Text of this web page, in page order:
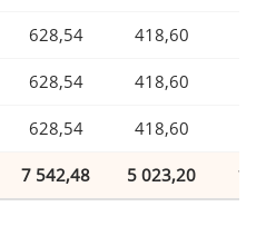
628,54 418,60
628,54 418,60
628,54 418,60
7 542,48 5 023,20 1